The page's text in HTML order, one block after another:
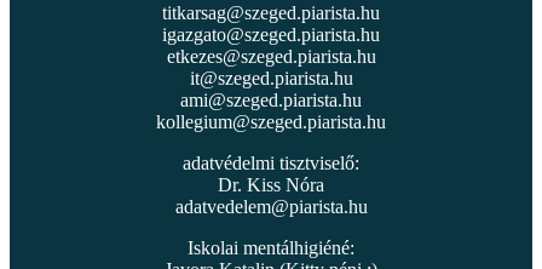
titkarsag@szeged.piarista.hu
igazgato@szeged.piarista.hu
etkezes@szeged.piarista.hu
it@szeged.piarista.hu
ami@szeged.piarista.hu
kollegium@szeged.piarista.hu
adatvédelmi tisztviselő:
Dr. Kiss Nóra
adatvedelem@piarista.hu
Iskolai mentálhigiéné: